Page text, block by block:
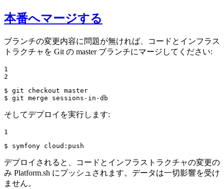
本番へマージする
ブランチの変更内容に問題が無ければ、コードとインフラス
トラクチャを Git の master ブランチにマージしてください:
1
2
$
$ git merge sessions-in-db
そしてデプロイを実行します:
1
$ symfony cloud:push
デプロイされると、コードとインフラストラクチャの変更の
み Platform.sh にプッシュされます。データは一切影響を受け
ません。